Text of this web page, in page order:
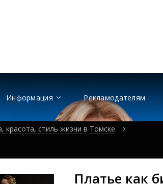
Информация Рекламодателям
стиль жизни в Томске
Платье как